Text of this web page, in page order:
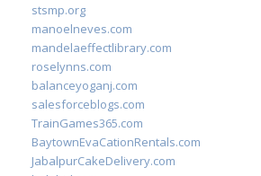
stsmp.org
manoelneves.com
mandelaeffectlibrary.com
roselynns.com
balanceyoganj.com
salesforceblogs.com
TrainGames365.com
BaytownEvaCationRentals.com
JabalpurCakeDelivery.com